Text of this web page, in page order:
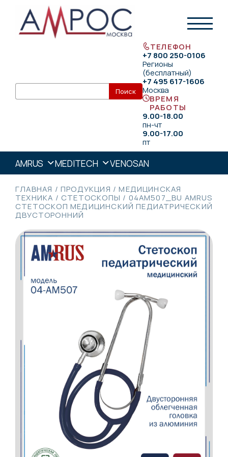
ТЕЛЕФОН
+7 800 250-0106
Регионы
(бесплатный)
+7 495 617-1606
Москва
ВРЕМЯ
РАБОТЫ
9.00-18.00
пн-чт
9.00-17.00
пт
AMRUS MEDITECH VENOSAN
ГЛАВНАЯ / ПРОДУКЦИЯ /МЕДИЦИНСКАЯ
ТЕХНИКА / СТЕТОСКОПЫ / 04АМ507_BU AMRUS
СТЕТОСКОП МЕДИЦИНСКИЙ ПЕДИАТРИЧЕСКИЙ
ДВУСТОРОННИЙ